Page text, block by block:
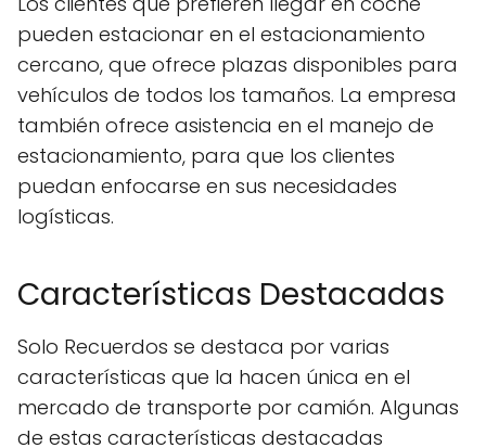
pueden estacionar en el estacionamiento
cercano, que ofrece plazas disponibles para
vehículos de todos los tamaños. La empresa
también ofrece asistencia en el manejo de
estacionamiento, para que los clientes
puedan enfocarse en sus necesidades
logísticas.
Características Destacadas
Solo Recuerdos se destaca por varias
características que la hacen única en el
mercado de transporte por camión. Algunas
de estas características destacadas